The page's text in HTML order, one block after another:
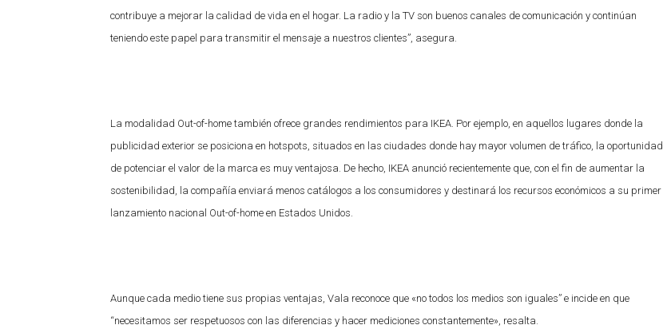
contribuye a mejorar la calidad de vida en el hogar. La radio y la TV son buenos canales de comunicación y continúan
teniendo este papel para transmitir el mensaje a nuestros clientes”, asegura.
La modalidad Out-of-home también ofrece grandes rendimientos para IKEA. Por ejemplo, en aquellos lugares donde la
publicidad exterior se posiciona en hotspots, situados en las ciudades donde hay mayor volumen de tráfico, la oportunidad
de potenciar el valor de la marca es muy ventajosa. De hecho, IKEA anunció recientemente que, con el fin de aumentar la
sostenibilidad, la compañía enviará menos catálogos a los consumidores y destinará los recursos económicos a su primer
lanzamiento nacional Out-of-home en Estados Unidos.
Aunque cada medio tiene sus propias ventajas, Vala reconoce que «no todos los medios son iguales” e incide en que
“necesitamos ser respetuosos con las diferencias y hacer mediciones constantemente», resalta.